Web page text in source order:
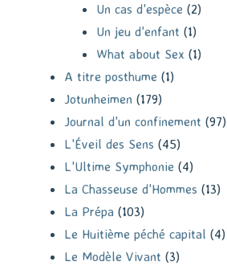
Un cas d'espèce (2)
Un jeu d'enfant (1)
What about Sex (1)
A titre posthume (1)
Jotunheimen (179)
Journal d'un confinement (97)
L'Éveil des Sens (45)
L'Ultime Symphonie (4)
La Chasseuse d'Hommes (13)
La Prépa (103)
Le Huitième péché capital (4)
Le Modèle Vivant (3)